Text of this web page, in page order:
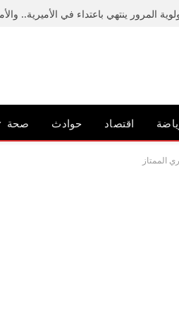
المرور ينتهي باعتداء في الأميرية..
اقتصاد حوادث صحة
الممتاز